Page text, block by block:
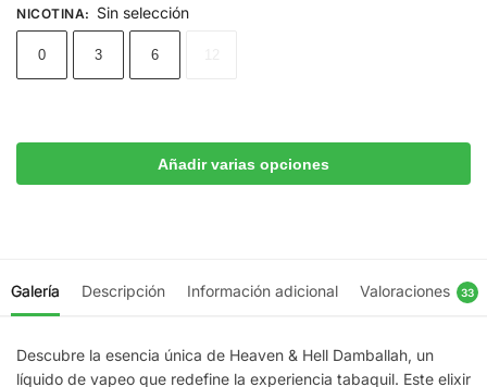
NICOTINA: Sin selección
0 3 6
Añadir varias opciones
Galería Descripción Información adicional Valoraciones 33
Descubre la esencia única de Heaven & Hell Damballah, un
líquido de vapeo que redefine la experiencia tabaquil. Este elixir